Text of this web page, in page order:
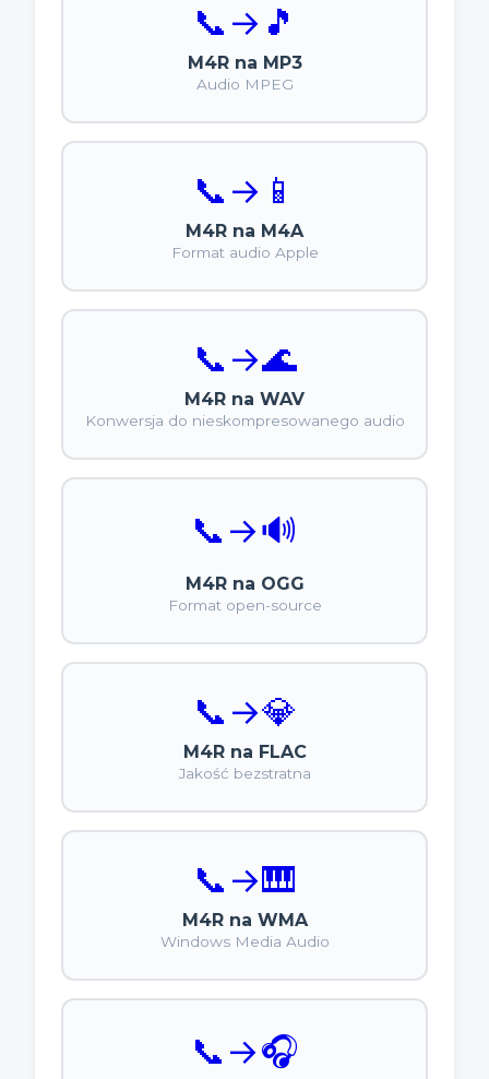
📞 → 🎵
M4R na MP3
Audio MPEG
📞 → 📱
M4R na M4A
Format audio Apple
📞 →🌊
M4R na WAV
Konwersja do nieskompresowanego audio
📞 →🔊
M4R na OGG
Format open-source
📞 →💎
M4R na FLAC
Jakość bezstratna
📞 →🎹
M4R na WMA
Windows Media Audio
📞 →🎧